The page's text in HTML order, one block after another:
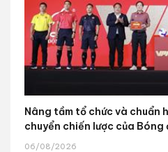
Nâng tầm tổ chức và chuẩn
chuyển chiến lược của Bóng
06/08/2026